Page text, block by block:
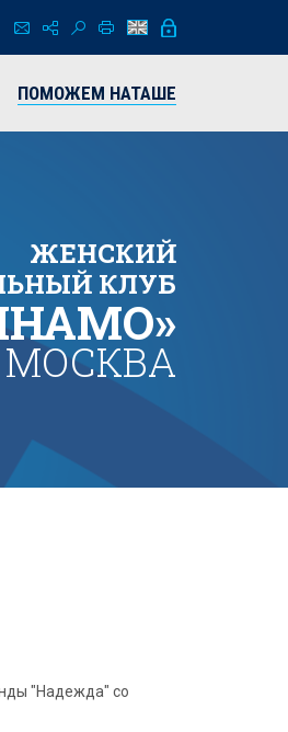
ПОМОЖЕМ НАТАШЕ
ЖЕНСКИЙ
КЛУБ
МОСКВА
"Надежда" со